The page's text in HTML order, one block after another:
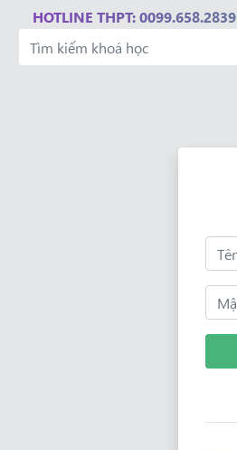
HOTLINE THPT: 0099.658.2839